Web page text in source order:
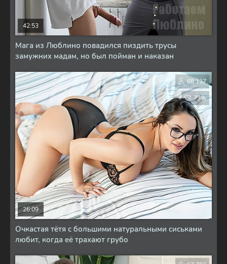
Мага из Люблино повадился пиздить трусы
замужних мадам, но был пойман и наказан
42:53
Очкастая тётя с большими натуральными сиськами
любит, когда её трахают грубо
26:09
68 137
73%